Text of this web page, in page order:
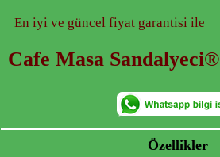
En iyi ve güncel fiyat garantisi ile
Cafe Masa Sandalyeci®
Özellikler